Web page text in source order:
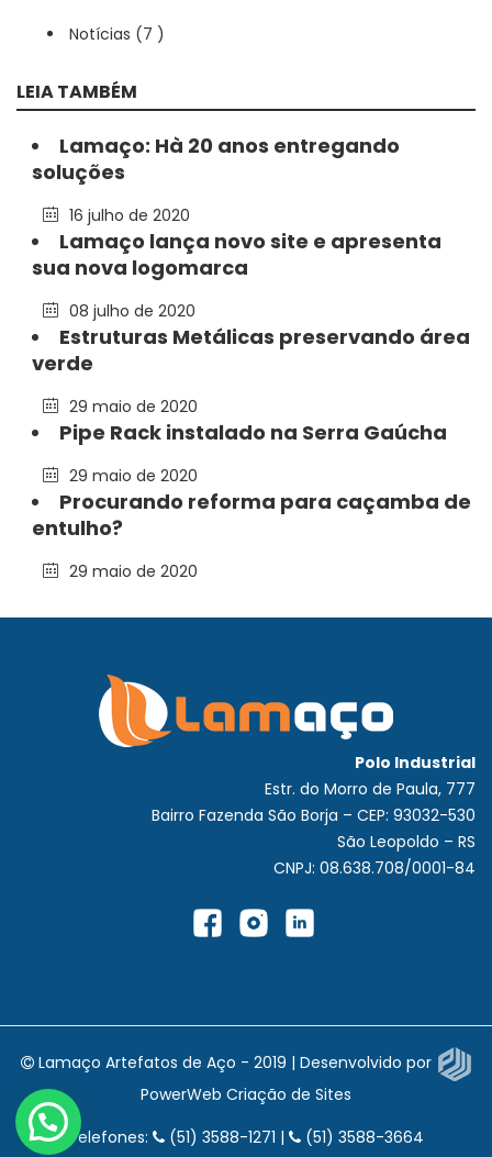
Notícias (7 )
LEIA TAMBÉM
Lamaço: Hà 20 anos entregando
soluções
16 julho de 2020
Lamaço lança novo site e apresenta
sua nova logomarca
08 julho de 2020
Estruturas Metálicas preservando área
verde
29 maio de 2020
Pipe Rack instalado na Serra Gaúcha
29 maio de 2020
Procurando reforma para caçamba de
entulho?
29 maio de 2020
Polo Industrial
Estr. do Morro de Paula, 777
Bairro Fazenda São Borja – CEP: 93032-530
São Leopoldo – RS
CNPJ: 08.638.708/0001-84
Lamaço Artefatos de Aço - 2019 | Desenvolvido por
PowerWeb Criação de Sites
Telefones:
(51) 3588-1271 | (51) 3588-3664